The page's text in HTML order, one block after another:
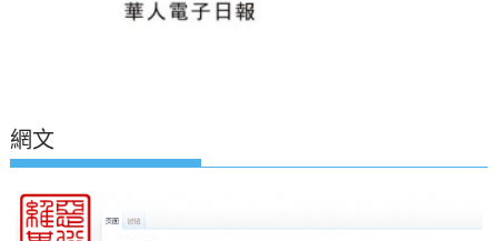
網文